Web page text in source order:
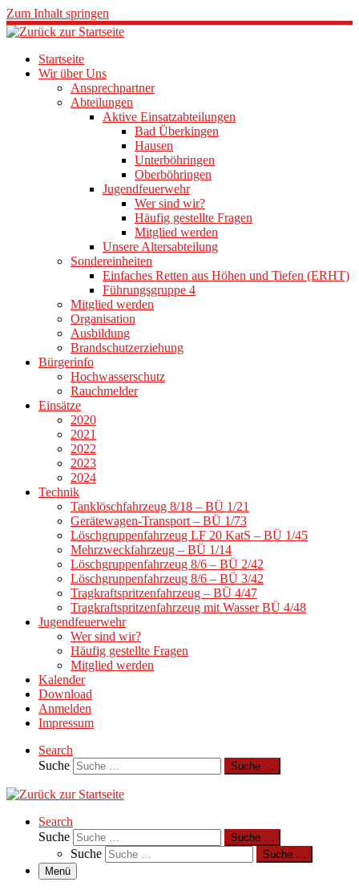
Zum Inhalt springen
Startseite
Wir über Uns
Ansprechpartner
Abteilungen
Aktive Einsatzabteilungen
Bad Überkingen
Hausen
Unterböhringen
Oberböhringen
Jugendfeuerwehr
Wer sind wir?
Häufig gestellte Fragen
Mitglied werden
Unsere Altersabteilung
Sondereinheiten
Einfaches Retten aus Höhen und Tiefen (ERHT)
Führungsgruppe 4
Mitglied werden
Organisation
Ausbildung
Brandschutzerziehung
Bürgerinfo
Hochwasserschutz
Rauchmelder
Einsätze
2020
2021
2022
2023
2024
Technik
Tanklöschfahrzeug 8/18 – BÜ 1/21
Gerätewagen-Transport – BÜ 1/73
Löschgruppenfahrzeug LF 20 KatS – BÜ 1/45
Mehrzweckfahrzeug – BÜ 1/14
Löschgruppenfahrzeug 8/6 – BÜ 2/42
Löschgruppenfahrzeug 8/6 – BÜ 3/42
Tragkraftspritzenfahrzeug – BÜ 4/47
Tragkraftspritzenfahrzeug mit Wasser BÜ 4/48
Jugendfeuerwehr
Wer sind wir?
Häufig gestellte Fragen
Mitglied werden
Kalender
Download
Anmelden
Impressum
Search
Suche
Suche …
Search
Suche
Suche …
Suche
Suche …
Menü